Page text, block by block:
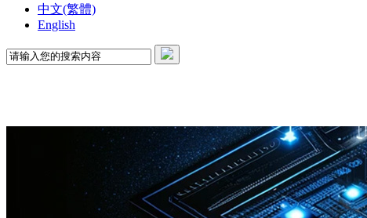
中文(繁體)
English